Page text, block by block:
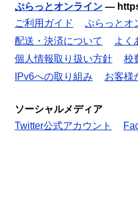
ぷらっとオンライン —
ご利用ガイド
ぷらっとオ
配送・決済について
よく
個人情報取り扱い方針
校
IPv6への取り組み
お客様
ソーシャルメディア
Twitter公式アカウント